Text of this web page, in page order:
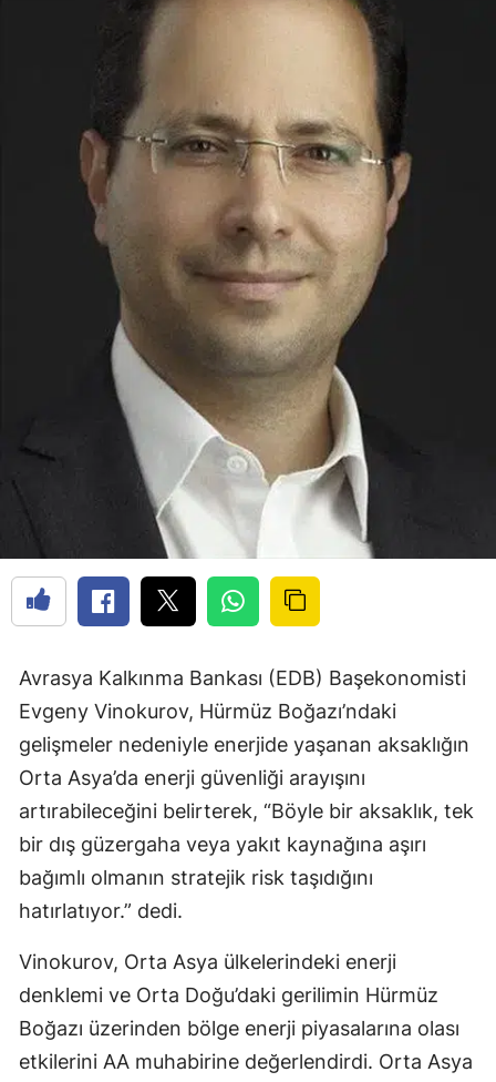
Avrasya Kalkınma Bankası (EDB) Başekonomisti
Evgeny Vinokurov, Hürmüz Boğazı’ndaki
gelişmeler nedeniyle enerjide yaşanan aksaklığın
Orta Asya’da enerji güvenliği arayışını
artırabileceğini belirterek, “Böyle bir aksaklık, tek
bir dış güzergaha veya yakıt kaynağına aşırı
bağımlı olmanın stratejik risk taşıdığını
hatırlatıyor.” dedi.
Vinokurov, Orta Asya ülkelerindeki enerji
denklemi ve Orta Doğu’daki gerilimin Hürmüz
Boğazı üzerinden bölge enerji piyasalarına olası
etkilerini AA muhabirine değerlendirdi. Orta Asya